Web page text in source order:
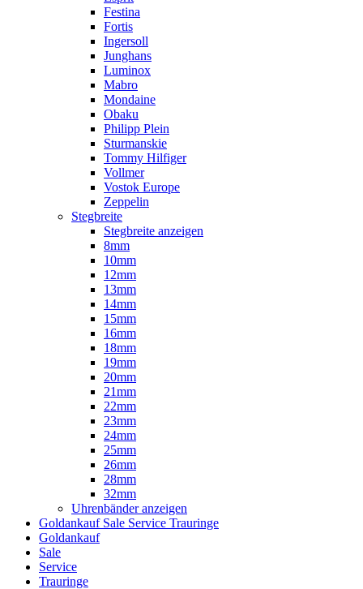
Festina
Fortis
Ingersoll
Junghans
Luminox
Mabro
Mondaine
Obaku
Philipp Plein
Sturmanskie
Tommy Hilfiger
Vollmer
Vostok Europe
Zeppelin
Stegbreite
Stegbreite anzeigen
8mm
10mm
12mm
13mm
14mm
15mm
16mm
18mm
19mm
20mm
21mm
22mm
23mm
24mm
25mm
26mm
28mm
32mm
Uhrenbänder anzeigen
Goldankauf Sale Service Trauringe
Goldankauf
Sale
Service
Trauringe